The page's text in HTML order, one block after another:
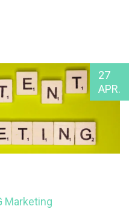
27
APR.
Marketing